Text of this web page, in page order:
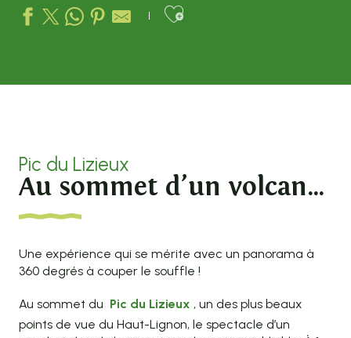
Ajouter aux
Pic du Lizieux
Au sommet d’un volcan…
Une expérience qui se mérite avec un panorama à
360 degrés à couper le souffle !
Au sommet du Pic du Lizieux , un des plus beaux
points de vue du Haut-Lignon, le spectacle d’un